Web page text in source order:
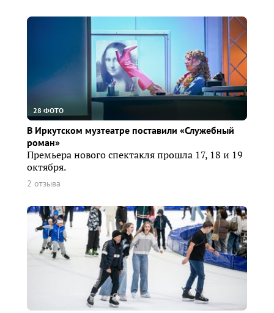
28 ФОТО
В Иркутском музтеатре поставили «Служебный
роман»
Премьера нового спектакля прошла 17, 18 и 19
октября.
2 отзыва